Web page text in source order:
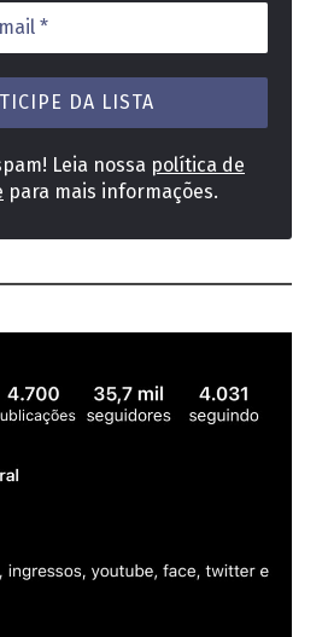
Leia nossa política de
para mais informações.